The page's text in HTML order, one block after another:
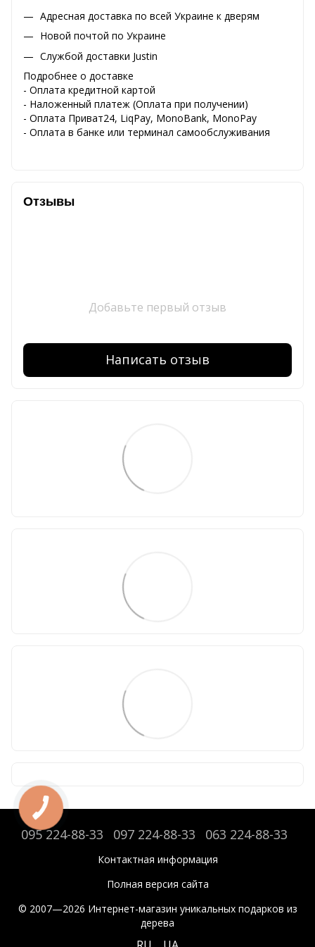
Адресная доставка по всей Украине к дверям
Новой почтой по Украине
Службой доставки Justin
Подробнее о доставке
- Оплата кредитной картой
- Наложенный платеж (Оплата при получении)
- Оплата Приват24, LiqPay, MonoBank, MonoPay
- Оплата в банке или терминал самообслуживания
Отзывы
Добавьте первый отзыв
Написать отзыв
095 224-88-33 097 224-88-33 063 224-88-33
Контактная информация
Полная версия сайта
© 2007—2026 Интернет-магазин уникальных подарков из
дерева